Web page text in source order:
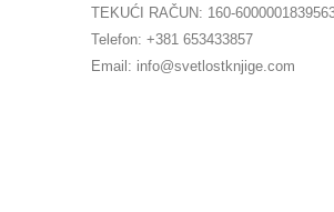
TEKUĆI RAČUN: 160-
Telefon: +381 653433857
Email: info@svetlostknjige.com